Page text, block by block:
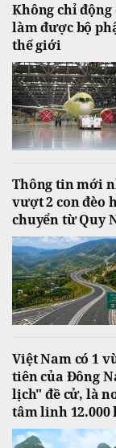
Không chỉ động
làm được bộ
thế giới
Thông tin mới
vượt 2 con đèo
chuyển từ Quy
Việt Nam có 1
tiên của Đông
lịch" đề cử, là
tâm linh 12.000